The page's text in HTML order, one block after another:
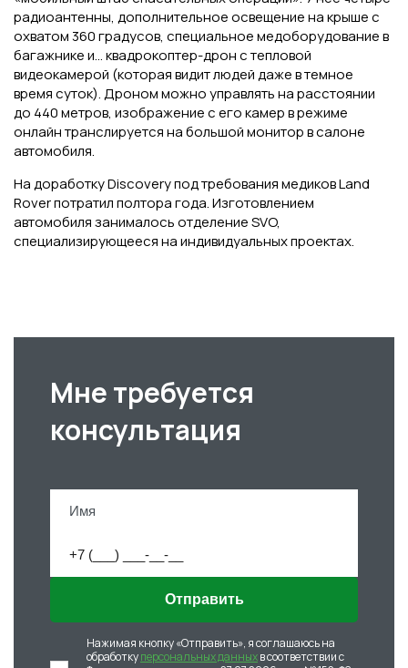
радиоантенны, дополнительное освещение на крыше с
охватом 360 градусов, специальное медоборудование в
багажнике и… квадрокоптер-дрон с тепловой
видеокамерой (которая видит людей даже в темное
время суток). Дроном можно управлять на расстоянии
до 440 метров, изображение с его камер в режиме
онлайн транслируется на большой монитор в салоне
автомобиля.
На доработку Discovery под требования медиков Land
Rover потратил полтора года. Изготовлением
автомобиля занималось отделение SVO,
специализирующееся на индивидуальных проектах.
Мне требуется
консультация
Отправить
Нажимая кнопку «Отправить», я соглашаюсь на
обработкуперсональных данныхв соответствии с